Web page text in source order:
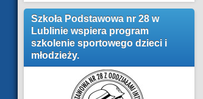
Szkoła Podstawowa nr 28 w
Lublinie wspiera program
szkolenie sportowego dzieci i
młodzieży.